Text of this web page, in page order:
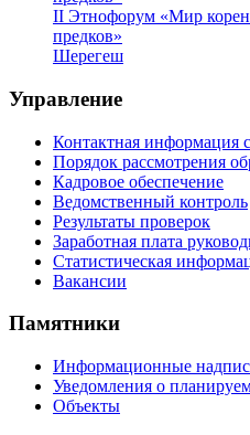
II Этнофорум «Мир
предков»
Шерегеш
Управление
Контактная информация
Порядок рассмотрения
Кадровое обеспечение
Ведомственный контроль
Результаты проверок
Заработная плата
Статистическая
Вакансии
Памятники
Информационные
Уведомления о
Объекты